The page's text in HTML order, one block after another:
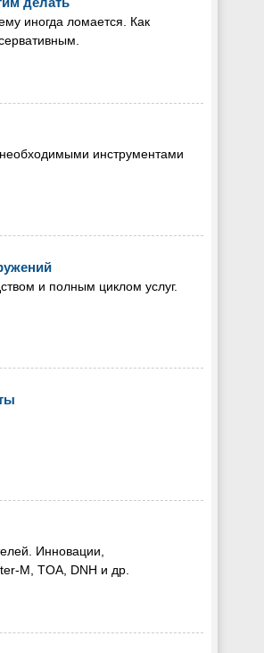
иногда ломается. Как
инструментами
и полным циклом услуг.
Инновации,
TOA, DNH и др.